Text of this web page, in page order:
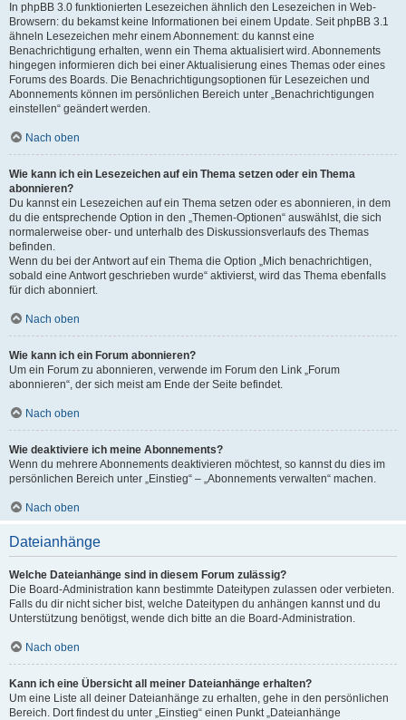
In phpBB 3.0 funktionierten Lesezeichen ähnlich den Lesezeichen in Web-
Browsern: du bekamst keine Informationen bei einem Update. Seit phpBB 3.1
ähneln Lesezeichen mehr einem Abonnement: du kannst eine
Benachrichtigung erhalten, wenn ein Thema aktualisiert wird. Abonnements
hingegen informieren dich bei einer Aktualisierung eines Themas oder eines
Forums des Boards. Die Benachrichtigungsoptionen für Lesezeichen und
Abonnements können im persönlichen Bereich unter „Benachrichtigungen
einstellen“ geändert werden.
Nach oben
Wie kann ich ein Lesezeichen auf ein Thema setzen oder ein Thema
abonnieren?
Du kannst ein Lesezeichen auf ein Thema setzen oder es abonnieren, in dem
du die entsprechende Option in den „Themen-Optionen“ auswählst, die sich
normalerweise ober- und unterhalb des Diskussionsverlaufs des Themas
befinden.
Wenn du bei der Antwort auf ein Thema die Option „Mich benachrichtigen,
sobald eine Antwort geschrieben wurde“ aktivierst, wird das Thema ebenfalls
für dich abonniert.
Nach oben
Wie kann ich ein Forum abonnieren?
Um ein Forum zu abonnieren, verwende im Forum den Link „Forum
abonnieren“, der sich meist am Ende der Seite befindet.
Nach oben
Wie deaktiviere ich meine Abonnements?
Wenn du mehrere Abonnements deaktivieren möchtest, so kannst du dies im
persönlichen Bereich unter „Einstieg“ – „Abonnements verwalten“ machen.
Nach oben
Dateianhänge
Welche Dateianhänge sind in diesem Forum zulässig?
Die Board-Administration kann bestimmte Dateitypen zulassen oder verbieten.
Falls du dir nicht sicher bist, welche Dateitypen du anhängen kannst und du
Unterstützung benötigst, wende dich bitte an die Board-Administration.
Nach oben
Kann ich eine Übersicht all meiner Dateianhänge erhalten?
Um eine Liste all deiner Dateianhänge zu erhalten, gehe in den persönlichen
Bereich. Dort findest du unter „Einstieg“ einen Punkt „Dateianhänge